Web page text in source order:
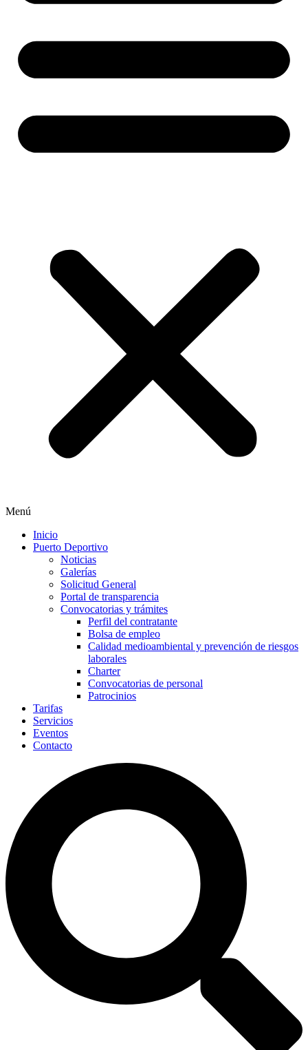
Menú
Inicio
Puerto Deportivo
Noticias
Galerías
Solicitud General
Portal de transparencia
Convocatorias y trámites
Perfil del contratante
Bolsa de empleo
Calidad medioambiental y prevención de riesgos
laborales
Charter
Convocatorias de personal
Patrocinios
Tarifas
Servicios
Eventos
Contacto